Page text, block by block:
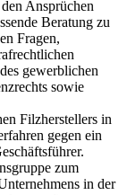
Ansprüchen
Beratung zu
Fragen,
gewerblichen
sowie
Filzherstellers in
gegen ein
zum
in der